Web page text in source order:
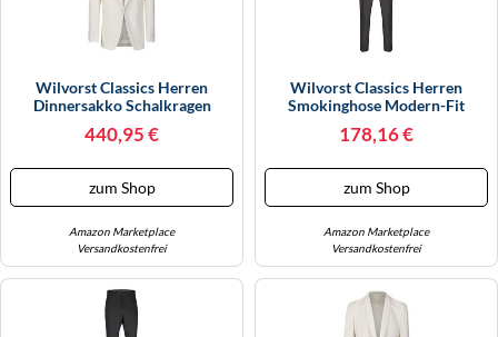
Wilvorst Classics Herren
Dinnersakko Schalkragen
56
440,95 €
zum Shop
Amazon Marketplace
Versandkostenfrei
Wilvorst Classics Herren
Smokinghose Modern-Fit
178,16 €
zum Shop
Amazon Marketplace
Versandkostenfrei